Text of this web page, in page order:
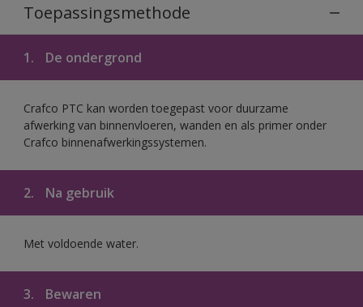
Toepassingsmethode
1. De ondergrond
Crafco PTC kan worden toegepast voor duurzame
afwerking van binnenvloeren, wanden en als primer onder
Crafco binnenafwerkingssystemen.
2. Na gebruik
Met voldoende water.
3. Bewaren